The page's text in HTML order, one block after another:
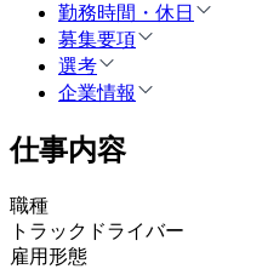
勤務時間・休日
募集要項
選考
企業情報
仕事内容
職種
トラックドライバー
雇用形態